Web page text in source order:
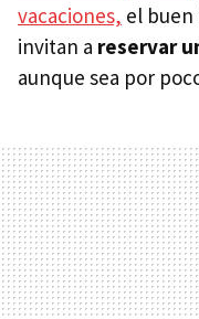
vacaciones, el buen
invitan a reservar
aunque sea por